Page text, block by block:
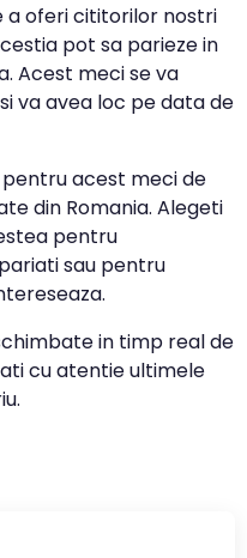
a oferi cititorilor nostri
pot sa parieze in
Acest meci se va
va avea loc pe data de
acest meci de
din Romania. Alegeti
pentru
sau pentru
in timp real de
cu atentie ultimele